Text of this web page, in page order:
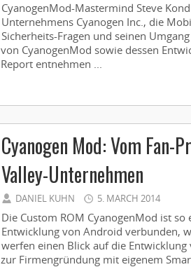
CyanogenMod-Mastermind Steve
Unternehmens Cyanogen Inc., die
Sicherheits-Fragen und seinen
von CyanogenMod sowie dessen
Report entnehmen ...
Cyanogen Mod: Vom Fan-
Valley-Unternehmen
DANIEL KUHN 5. MARCH 2014
Die Custom ROM CyanogenMod ist
Entwicklung von Android verbunden,
werfen einen Blick auf die
zur Firmengründung mit eigenem